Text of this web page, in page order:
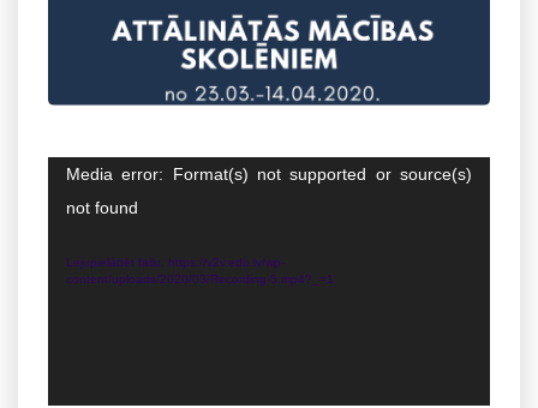
Video
Media error: Format(s) not supported or source(s)
not found
Lejupielādēt failu: https://v2v.edu.lv/wp-
content/uploads/2020/03/Recording-5.mp4?_=1